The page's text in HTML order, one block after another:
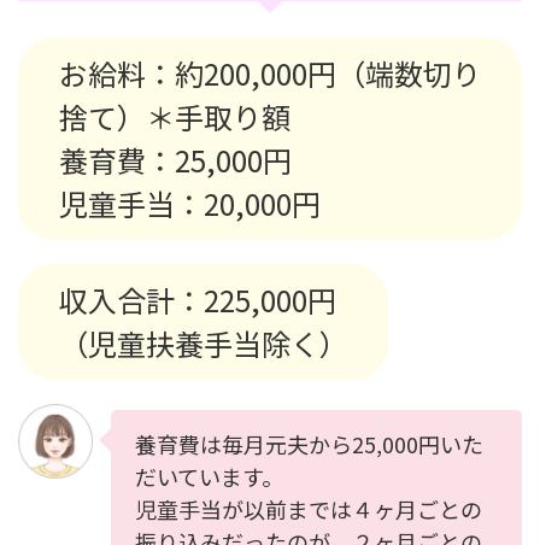
お給料：約200,000円（端数切り
捨て）＊手取り額
養育費：25,000円
児童手当：20,000円
収入合計：225,000円
（児童扶養手当除く）
養育費は毎月元夫から25,000円いた
だいています。
児童手当が以前までは４ヶ月ごとの